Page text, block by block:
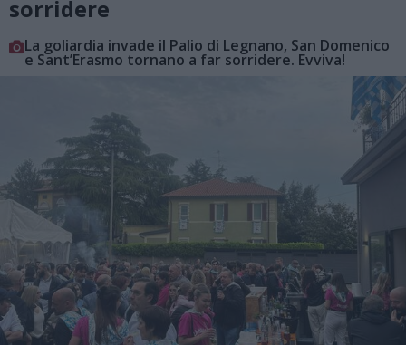
sorridere
La goliardia invade il Palio di Legnano, San Domenico
e Sant’Erasmo tornano a far sorridere. Evviva!